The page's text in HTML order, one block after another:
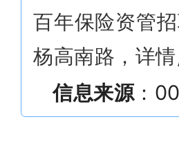
百年保险资管
杨高南路，详情
信息来源：